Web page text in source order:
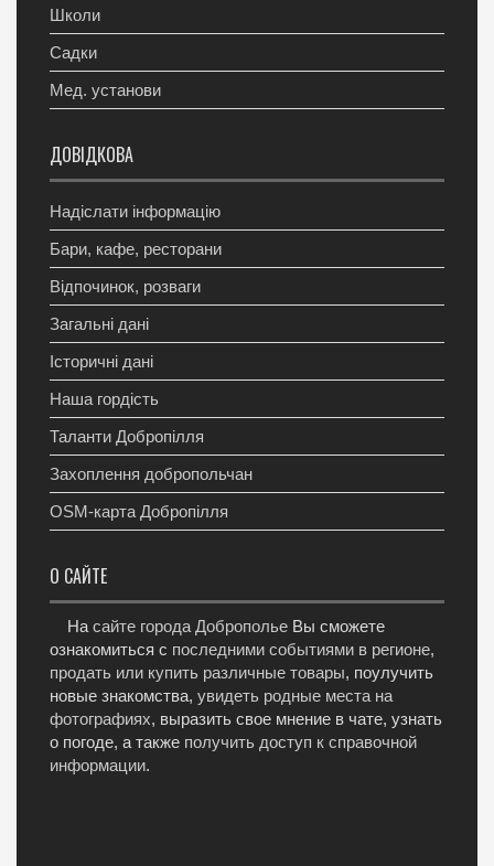
Школи
Садки
Мед. установи
ДОВІДКОВА
Надіслати інформацію
Бари, кафе, ресторани
Відпочинок, розваги
Загальні дані
Історичні дані
Наша гордість
Таланти Добропілля
Захоплення добропольчан
OSM-карта Добропілля
О САЙТЕ
На сайте города Доброполье Вы сможете
ознакомиться с последними событиями в регионе,
продать или купить различные товары, поулучить
новые знакомства, увидеть родные места на
фотографиях, выразить свое мнение в чате, узнать
о погоде, а также получить доступ к справочной
информации.